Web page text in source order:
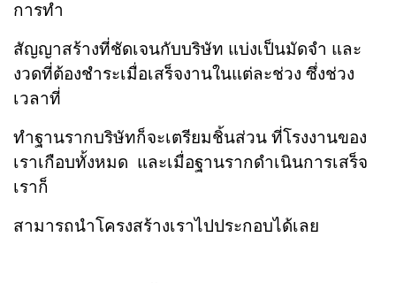
การทำ
สัญญาสร้างที่ชัดเจนกับบริษัท แบ่งเป็นมัดจำ และ
งวดที่ต้องชำระเมื่อเสร็จงานในแต่ละช่วง ซึ่งช่วง
เวลาที่
ทำฐานรากบริษัทก็จะเตรียมชิ้นส่วน ที่โรงงานของ
เราเกือบทั้งหมด และเมื่อฐานรากดำเนินการเสร็จ
เราก็
สามารถนำโครงสร้างเราไปประกอบได้เลย